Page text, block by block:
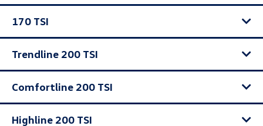
170 TSI
Trendline 200 TSI
Comfortline 200 TSI
Highline 200 TSI